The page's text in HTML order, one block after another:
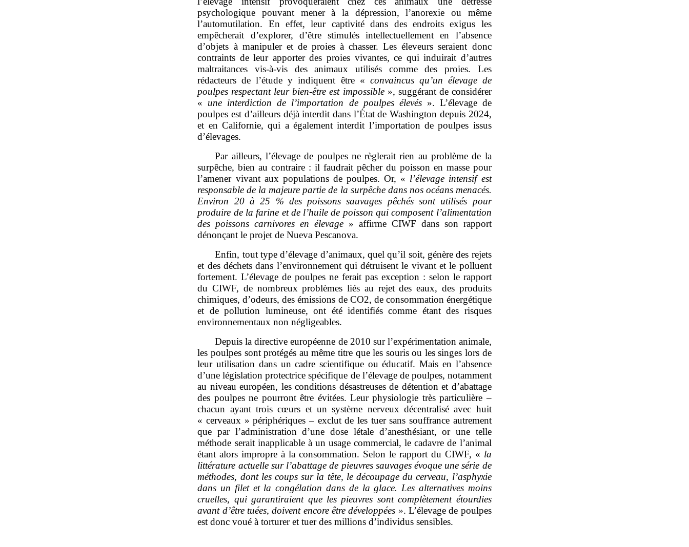
psychologique pouvant mener à la dépression, l’anorexie ou même
l’automutilation. En effet, leur captivité dans des endroits exigus les
empêcherait d’explorer, d’être stimulés intellectuellement en l’absence
d’objets à manipuler et de proies à chasser. Les éleveurs seraient donc
contraints de leur apporter des proies vivantes, ce qui induirait d’autres
maltraitances vis‑à‑vis des animaux utilisés comme des proies. Les
rédacteurs de l’étude y indiquent être « convaincus qu’un élevage de
poulpes respectant leur bien‑être est impossible», suggérant de considérer
« une interdiction de l’importation de poulpes élevés». L’élevage de
poulpes est d’ailleurs déjà interdit dans l’État de Washington depuis 2024,
et en Californie, qui a également interdit l’importation de poulpes issus
d’élevages.
Par ailleurs, l’élevage de poulpes ne règlerait rien au problème de la
surpêche, bien au contraire : il faudrait pêcher du poisson en masse pour
l’amener vivant aux populations de poulpes. Or, « l’élevage intensif est
responsable de la majeure partie de la surpêche dans nos océans menacés.
Environ 20 à 25
% des poissons sauvages pêchés sont utilisés pour
produire de la farine et de l’huile de poisson qui composent l’alimentation
des poissons carnivores en élevage » affirme CIWF dans son rapport
dénonçant le projet de Nueva Pescanova.
Enfin, tout type d’élevage d’animaux, quel qu’il soit, génère des rejets
et des déchets dans l’environnement qui détruisent le vivant et le polluent
fortement. L’élevage de poulpes ne ferait pas exception : selon le rapport
du CIWF, de nombreux problèmes liés au rejet des eaux, des produits
chimiques, d’odeurs, des émissions de CO2, de consommation énergétique
et de pollution lumineuse, ont été identifiés comme étant des risques
environnementaux non négligeables.
Depuis la directive européenne de 2010 sur l’expérimentation animale,
les poulpes sont protégés au même titre que les souris ou les singes lors de
leur utilisation dans un cadre scientifique ou éducatif. Mais en l’absence
d’une législation protectrice spécifique de l’élevage de poulpes, notamment
au niveau européen, les conditions désastreuses de détention et d’abattage
des poulpes ne pourront être évitées. Leur physiologie très particulière –
chacun ayant trois cœurs et un système nerveux décentralisé avec huit
« cerveaux » périphériques – exclut de les tuer sans souffrance autrement
que par l’administration d’une dose létale d’anesthésiant, or une telle
méthode serait inapplicable à un usage commercial, le cadavre de l’animal
étant alors impropre à la consommation. Selon le rapport du CIWF, « la
littérature actuelle sur l’abattage de pieuvres sauvages évoque une série de
méthodes, dont les coups sur la tête, le découpage du cerveau, l’asphyxie
dans un filet et la congélation dans de la glace. Les alternatives moins
cruelles, qui garantiraient que les pieuvres sont complètement étourdies
avant d’être tuées, doivent encore être développées ». L’élevage de poulpes
est donc voué à torturer et tuer des millions d’individus sensibles.